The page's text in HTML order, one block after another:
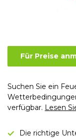
Für Preise
Suchen Sie ein
verfügbar. Lesen
Die richtige